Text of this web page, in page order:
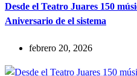
Desde el Teatro Juares 150
Aniversario de el sistema
febrero 20, 2026